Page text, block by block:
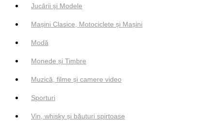
Jucării și Modele
Mașini Clasice, Motociclete și Mașini
Modă
Monede și Timbre
Muzică, filme și camere video
Sporturi
Vin, whisky și băuturi spirtoase